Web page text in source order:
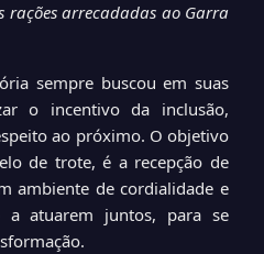
rações arrecadadas ao Garra
sempre buscou em suas
o incentivo da inclusão,
ao próximo. O objetivo
de trote, é a recepção de
ambiente de cordialidade e
a atuarem juntos, para se